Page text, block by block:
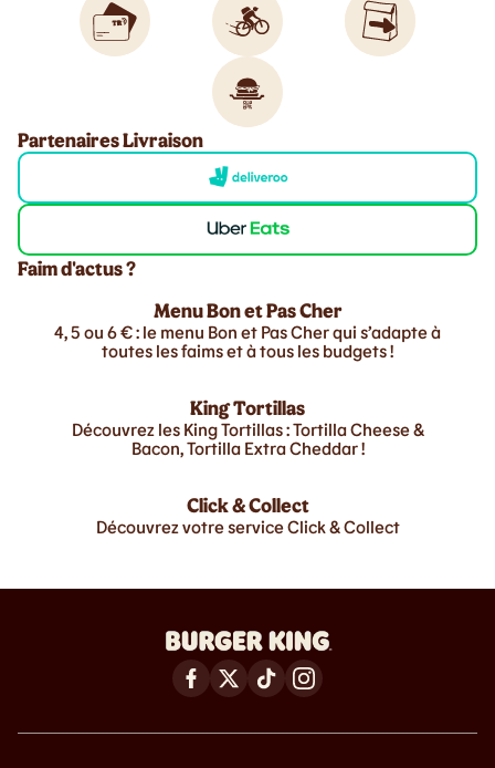
Partenaires Livraison
Faim d'actus ?
Menu Bon et Pas Cher
4, 5 ou 6 € : le menu Bon et Pas Cher qui s’adapte à
toutes les faims et à tous les budgets !
King Tortillas
Découvrez les King Tortillas : Tortilla Cheese &
Bacon, Tortilla Extra Cheddar !
Click & Collect
Découvrez votre service Click & Collect